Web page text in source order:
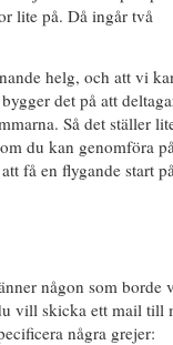
lite på. Då ingår två
helg, och att vi
det på att
Så det ställer
du kan genomföra
få en flygande start
någon som borde
vill skicka ett mail till
några grejer: